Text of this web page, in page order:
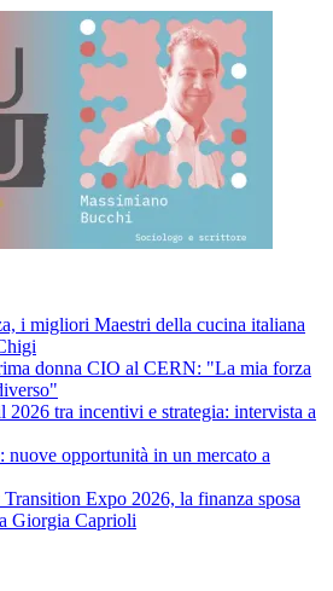
i migliori Maestri della cucina italiana
donna CIO al CERN: "La mia forza
2026 tra incentivi e strategia: intervista a
opportunità in un mercato a
Expo 2026, la finanza sposa
Giorgia Caprioli